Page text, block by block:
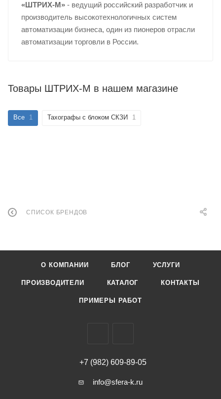
«ШТРИХ-М»- ведущий российский разработчик и
производитель высокотехнологичных систем
автоматизации бизнеса, один из пионеров отрасли
автоматизации торговли в России.
Товары ШТРИХ-М в нашем магазине
Все 1 Тахографы с блоком СКЗИ 1
СПИСОК БРЕНДОВ
О КОМПАНИИ БЛОГ УСЛУГИ
ПРОИЗВОДИТЕЛИ КАТАЛОГ КОНТАКТЫ
ПРИМЕРЫ РАБОТ
+7 (982) 609-89-05
info@sfera-k.ru